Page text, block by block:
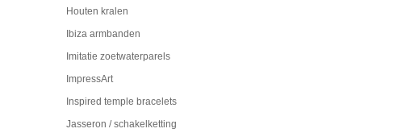
Houten kralen
Ibiza armbanden
Imitatie zoetwaterparels
ImpressArt
Inspired temple bracelets
Jasseron / schakelketting